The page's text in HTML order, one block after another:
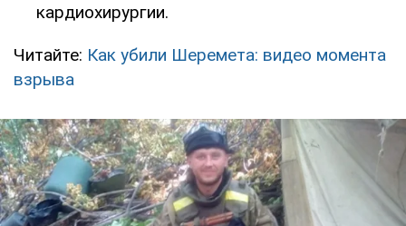
кардиохирургии.
Читайте: Как убили Шеремета: видео момента
взрыва